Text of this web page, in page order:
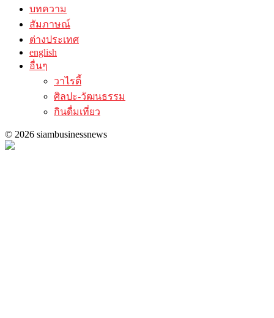
บทความ
สัมภาษณ์
ต่างประเทศ
english
อื่นๆ
วาไรตี้
ศิลปะ-วัฒนธรรม
กินดื่มเที่ยว
© 2026 siambusinessnews